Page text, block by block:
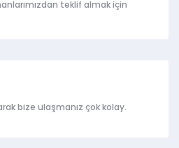
teklif almak için
bize ulaşmanız çok kolay.